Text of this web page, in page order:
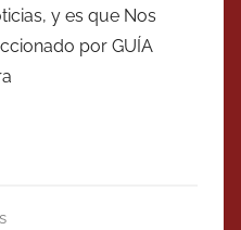
y es que Nos
por GUÍA